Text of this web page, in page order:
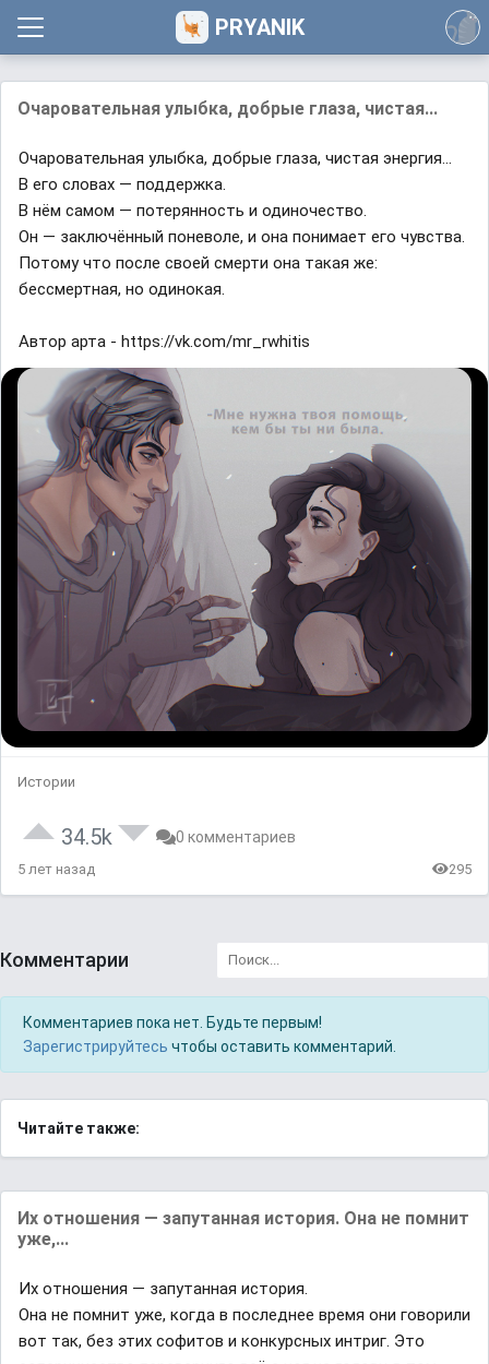
PRYANIK
Очаровательная улыбка, добрые глаза, чистая...
Очаровательная улыбка, добрые глаза, чистая энергия...
В его словах — поддержка.
В нём самом — потерянность и одиночество.
Он — заключённый поневоле, и она понимает его чувства.
Потому что после своей смерти она такая же:
бессмертная, но одинокая.
Автор арта - https://vk.com/mr_rwhitis
Истории
34.5k 0 комментариев
5 лет назад 295
Комментарии
Комментариев пока нет. Будьте первым!
Зарегистрируйтесь чтобы оставить комментарий.
Читайте также:
Их отношения — запутанная история. Она не помнит
уже,...
Их отношения — запутанная история.
Она не помнит уже, когда в последнее время они говорили
вот так, без этих софитов и конкурсных интриг. Это